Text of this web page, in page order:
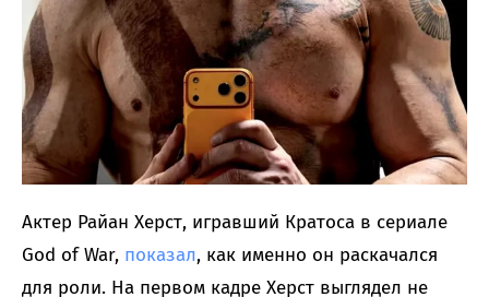
Актер Райан Херст, игравший Кратоса в сериале
God of War, показал, как именно он раскачался
для роли. На первом кадре Херст выглядел не